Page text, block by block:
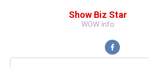
Show Biz Star
WOW info
Поиск: